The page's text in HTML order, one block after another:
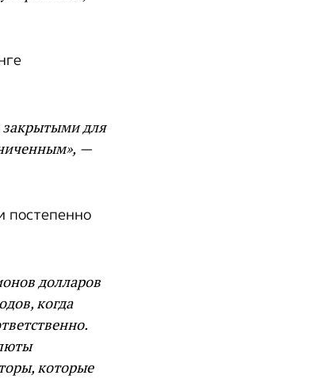
закрытыми для
—
постепенно
долларов
когда
которые